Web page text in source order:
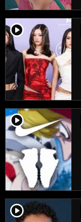
player2
player2
player2